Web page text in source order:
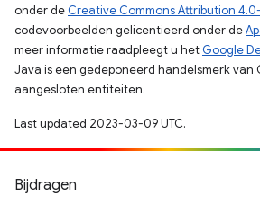
onder de Creative Commons Attribution
codevoorbeelden gelicentieerd onder de
meer informatie raadpleegt u het Google
Java is een gedeponeerd handelsmerk van
aangesloten entiteiten.
Last updated 2023-03-09 UTC.
Bijdragen